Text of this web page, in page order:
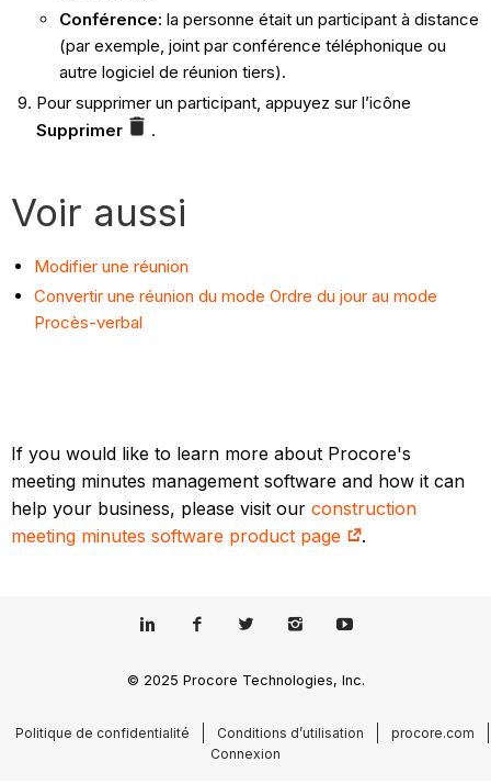
Conférence: la personne était un participant à distance
(par exemple, joint par conférence téléphonique ou
autre logiciel de réunion tiers).
Pour supprimer un participant, appuyez sur l’icône
Supprimer
.
Voir aussi
Modifier une réunion
Convertir une réunion du mode Ordre du jour au mode
Procès-verbal
If you would like to learn more about Procore's
meeting minutes management software and how it can
help your business, please visit ourconstruction
meeting minutes software product page
.
© 2025 Procore Technologies, Inc.
Politique de confidentialité Conditions d’utilisation
procore.com
Connexion